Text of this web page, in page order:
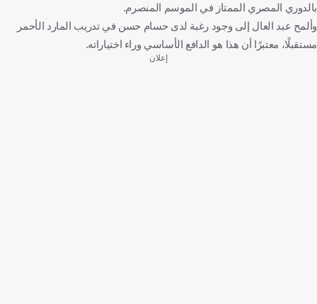
بالدوري المصري الممتاز في الموسم المنصرم.
وألمح عبد العال إلى وجود رغبة لدى حسام حسن في تدريب المارد الأحمر
مستقبلًا، معتبرًا أن هذا هو الدافع الأساسي وراء اختياراته.
إعلان